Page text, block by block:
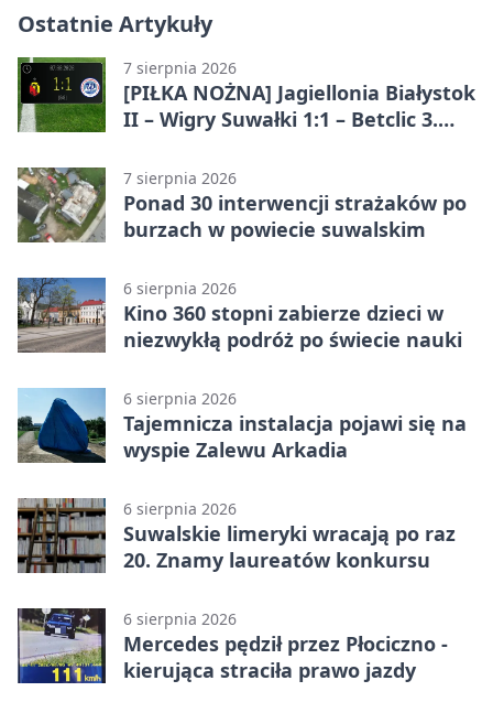
Ostatnie Artykuły
7 sierpnia 2026
[PIŁKA NOŻNA] Jagiellonia Białystok
II – Wigry Suwałki 1:1 – Betclic 3.
7 sierpnia 2026
Ponad 30 interwencji strażaków po
burzach w powiecie suwalskim
6 sierpnia 2026
Kino 360 stopni zabierze dzieci w
niezwykłą podróż po świecie nauki
6 sierpnia 2026
Tajemnicza instalacja pojawi się na
wyspie Zalewu Arkadia
6 sierpnia 2026
Suwalskie limeryki wracają po raz
20. Znamy laureatów konkursu
6 sierpnia 2026
Mercedes pędził przez Płociczno -
kierująca straciła prawo jazdy